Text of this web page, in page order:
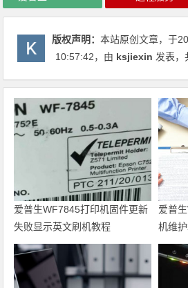
版权声明：本站原创文章，于
10:57:42，由 ksjiexin 发表，
爱普生WF7845打印机固件更新
失败显示英文刷机教程
爱普
机维
案